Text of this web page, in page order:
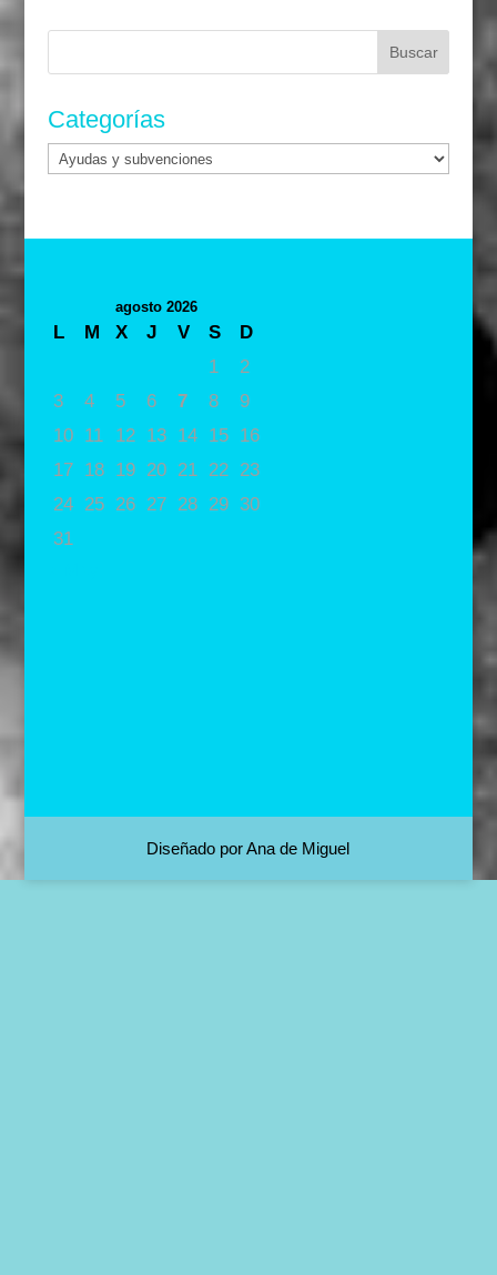
Buscar:
Categorías
Categorías
agosto 2026
L M X J V S
D
1
2
3
4 5 6 7 8
9
10
11 12 13 14 15
16
17
18 19 20 21 22
23
24
25 26 27 28 29 30
31
Diseñado por Ana de Miguel